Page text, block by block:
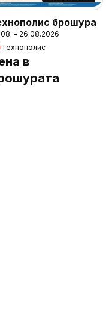
брошура
- 26.08.2026
Технополис
в